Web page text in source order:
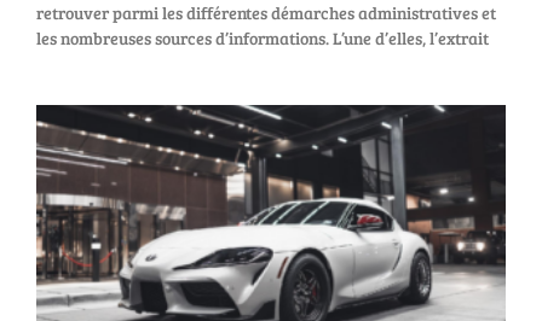
retrouver parmi les différentes démarches administratives et
les nombreuses sources d’informations. L’une d’elles, l’extrait